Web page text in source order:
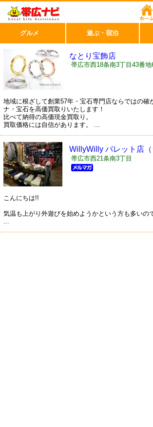
なとり宝飾店
帯広市西18条南3丁目43番地
地域に根ざして創業57年・宝石専門店ならではの確
ナ・宝石を高価買取りいたします！
比べて納得の高価現金買取り。
買取価格には自信があります。 ...
WillyWilly パレット店
ー）
帯広市西21条南3丁目
こんにちは!!
気温も上がり外遊びを始めようかという方も多いの
...
グルメ 遊ぶ・宿泊